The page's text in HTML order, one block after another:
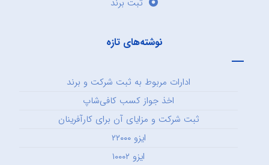
ثبت برند
نوشته‌های تازه
ادارات مربوط به ثبت شرکت و برند
اخذ جواز کسب کافی‌شاپ
ثبت شرکت و مزایای آن برای کارآفرینان
ایزو ۲۲۰۰۰
ایزو ۱۰۰۰۲